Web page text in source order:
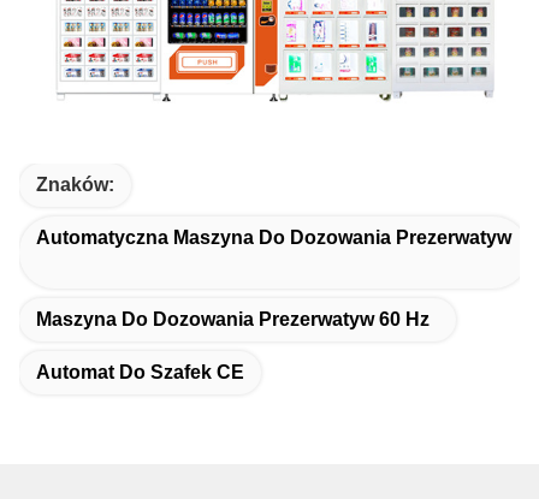
Znaków:
Automatyczna Maszyna Do Dozowania Prezerwatyw
Maszyna Do Dozowania Prezerwatyw 60 Hz
Automat Do Szafek CE